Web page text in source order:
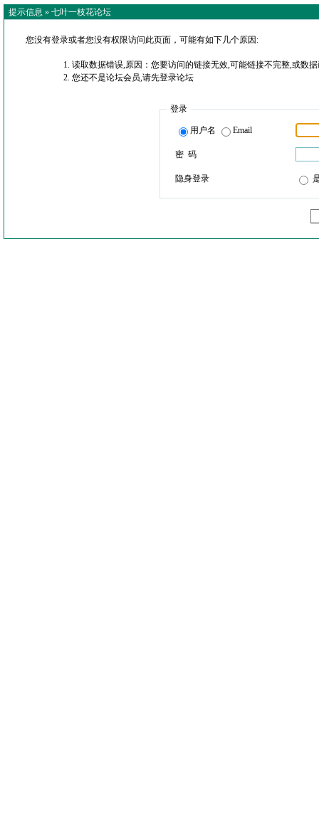
提示信息 » 七叶一枝花论坛
您没有登录或者您没有权限访问此页面，可能有如下几个原因:
读取数据错误,原因：您要访问的链接无效,可能链接不完整,或数
您还不是论坛会员,请先登录论坛
登录
用户名 Email
密 码
隐身登录